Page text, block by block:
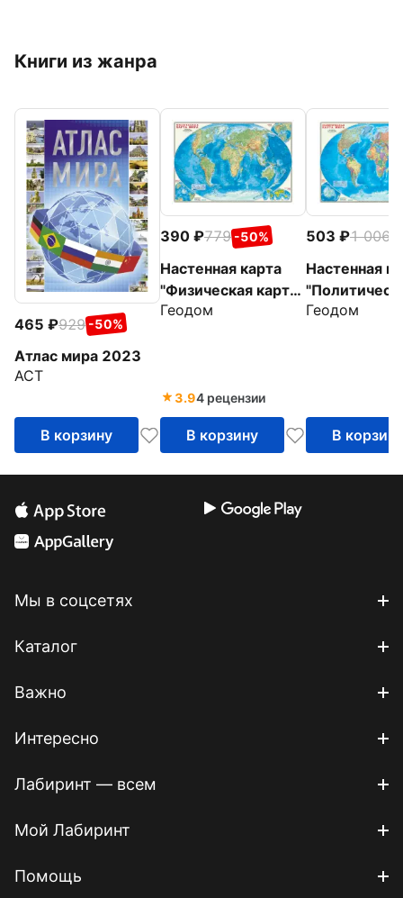
Книги из жанра
465 929 -50%
Атлас мира 2023
АСТ
В корзину
390 779 -50%
Настенная карта
"Физическая карта
мира" (в тубусе)
Геодом
3.94 рецензии
В корзину
503 1 006
Настенная
карта мира"
Геодом
В корзину
Мы в соцсетях
Каталог
Важно
Интересно
Лабиринт — всем
Мой Лабиринт
Помощь